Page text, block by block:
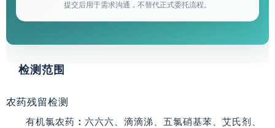
提交后用于需求沟通，不替代正式委托流程。
检测范围
农药残留检测
有机氯农药 ： 六六六、滴滴涕、五氯硝基苯、艾氏剂、